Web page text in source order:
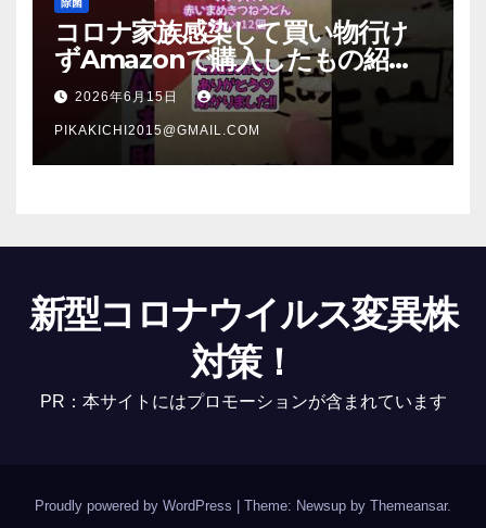
コロナ家族感染して買い物行け
ずAmazonで購入したもの紹
介 #Shorts
2026年6月15日
PIKAKICHI2015@GMAIL.COM
新型コロナウイルス変異株
対策！
PR：本サイトにはプロモーションが含まれています
Proudly powered by WordPress Theme: Newsup by Themeansar.